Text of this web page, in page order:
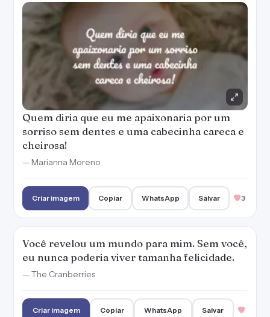
Quem diria que eu me apaixonaria por um
sorriso sem dentes e uma cabecinha careca e
cheirosa!
— Marianna Moreno
Criar imagem Copiar WhatsApp Salvar 3
Você revelou um mundo para mim. Sem você,
eu nunca poderia viver tamanha felicidade.
— The Cranberries
Criar imagem Copiar WhatsApp Salvar